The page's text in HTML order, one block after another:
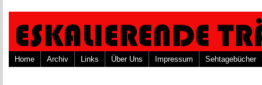
Home Archiv Links Über Uns Impressum Sehtagebücher